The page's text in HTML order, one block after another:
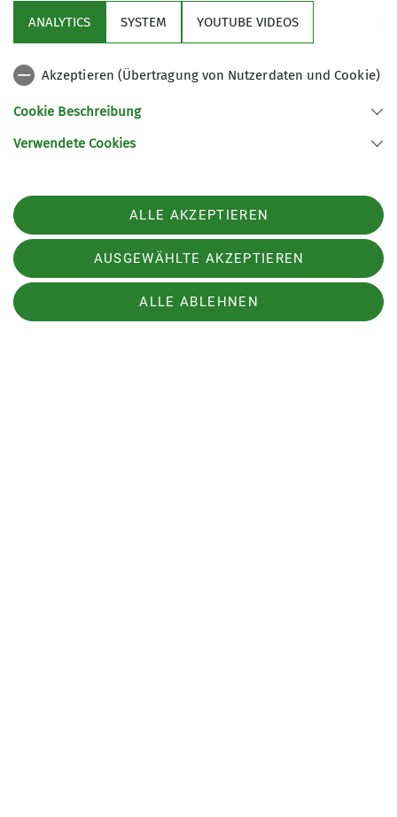
Die mittelschwere Streckenwanderung ist ca. 17
km (+ 370 /- 350 m) lang und führt überwiegend
über gut begehbare Wirtschafts- und Waldwege.
Einige kleinere Anstiege sind zu bewältigen.
PDF
ANALYTICS SYSTEM YOUTUBE VIDEOS
Akzeptieren (Übertragung von Nutzerdaten und Cookie)
Cookie Beschreibung
Verwendete Cookies
ALLE AKZEPTIEREN
AUSGEWÄHLTE AKZEPTIEREN
ALLE ABLEHNEN